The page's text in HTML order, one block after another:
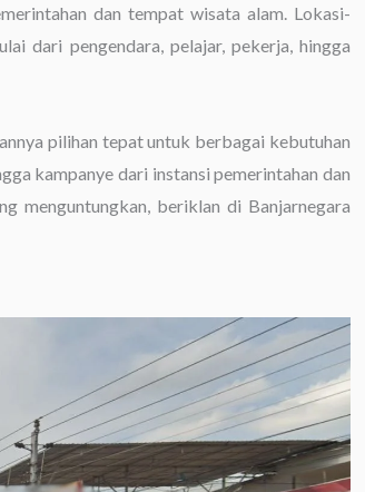
dan tempat wisata alam. Lokasi-
dari pengendara, pelajar, pekerja, hingga
pilihan tepat untuk berbagai kebutuhan
kampanye dari instansi pemerintahan dan
menguntungkan, beriklan di Banjarnegara